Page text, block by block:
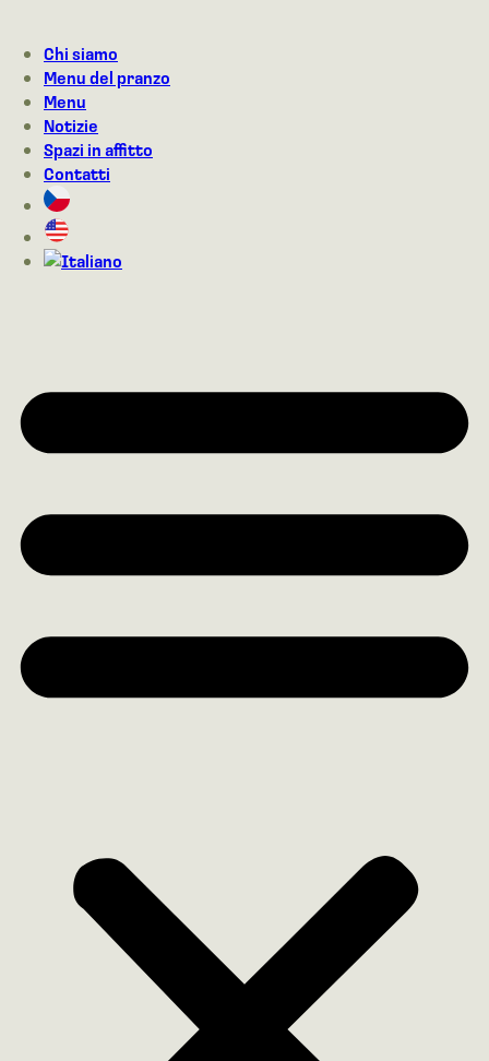
contenutoChi siamo
Menu del pranzo
Menu
Notizie
Spazi in affitto
Contatti